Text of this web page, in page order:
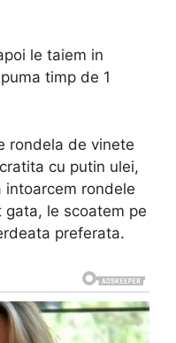
le taiem in
timp de 1
rondela de vinete
cu putin ulei,
intoarcem rondele
le scoatem pe
preferata.